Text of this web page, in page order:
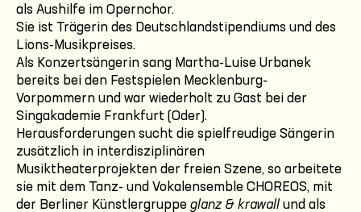
als Aushilfe im Opernchor.
Sie ist Trägerin des Deutschlandstipendiums und des
Lions-Musikpreises.
Als Konzertsängerin sang Martha-Luise Urbanek
bereits bei den Festspielen Mecklenburg-
Vorpommern und war wiederholt zu Gast bei der
Singakademie Frankfurt (Oder).
Herausforderungen sucht die spielfreudige Sängerin
zusätzlich in interdisziplinären
Musiktheaterprojekten der freien Szene, so arbeitete
sie mit dem Tanz- und Vokalensemble CHOREOS, mit
der Berliner Künstlergruppe glanz & krawall und als